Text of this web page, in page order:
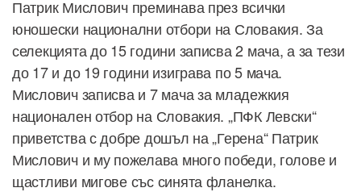
Патрик Мислович преминава през всички
юношески национални отбори на Словакия. За
селекцията до 15 години записва 2 мача, а за тези
до 17 и до 19 години изиграва по 5 мача.
Мислович записва и 7 мача за младежкия
национален отбор на Словакия. „ПФК Левски“
приветства с добре дошъл на „Герена“ Патрик
Мислович и му пожелава много победи, голове и
щастливи мигове със синята фланелка.